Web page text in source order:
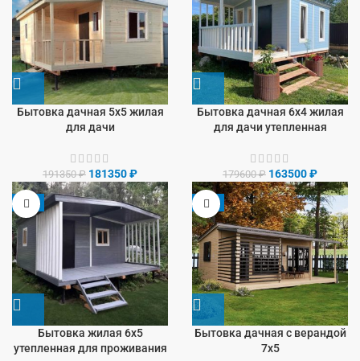
Бытовка дачная 5х5 жилая
для дачи
191350₽ 181350₽
Бытовка дачная 6х4 жилая
для дачи утепленная
179600₽ 163500₽
-8%
Бытовка жилая 6х5
утепленная для проживания
-9%
Бытовка дачная с верандой
7х5